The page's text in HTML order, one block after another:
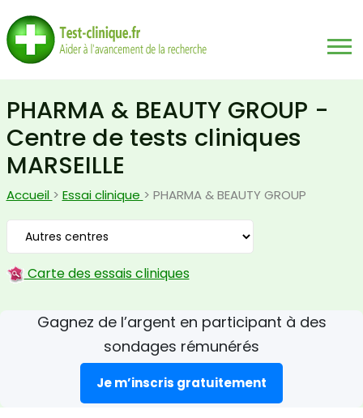
PHARMA & BEAUTY GROUP -
Centre de tests cliniques
MARSEILLE
Accueil > Essai clinique > PHARMA & BEAUTY GROUP
Carte des essais cliniques
Gagnez de l’argent en participant à des
sondages rémunérés
Je m’inscris gratuitement